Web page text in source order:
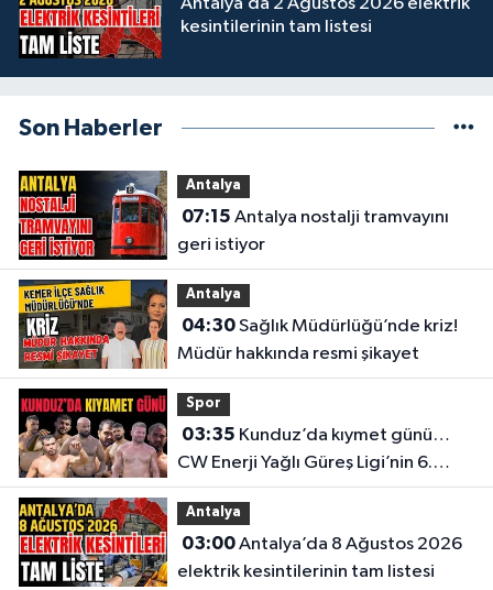
Antalya’da 2 Ağustos 2026 elektrik
kesintilerinin tam listesi
Son Haberler
Antalya
07:15
geri istiyor
Antalya
04:30Sağlık Müdürlüğü’nde kriz!
Müdür hakkında resmi şikayet
Spor
03:35
CW Enerji Yağlı Güreş Ligi’nin 6.
Etabı öncesi nefesler tutuldu
Antalya
03:00Antalya’da 8 Ağustos 2026
elektrik kesintilerinin tam listesi